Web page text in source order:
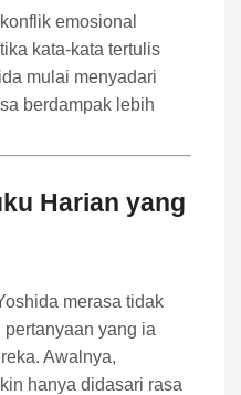
emosional
kata-kata tertulis
mulai menyadari
berdampak lebih
Harian yang
merasa tidak
yang ia
Awalnya,
hanya didasari rasa